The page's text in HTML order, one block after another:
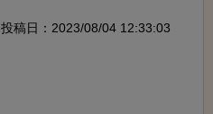
投稿日：2023/08/04 12:33:03